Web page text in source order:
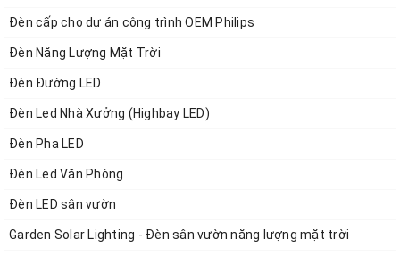
Đèn cấp cho dự án công trình OEM Philips
Đèn Năng Lượng Mặt Trời
Đèn Đường LED
Đèn Led Nhà Xưởng (Highbay LED)
Đèn Pha LED
Đèn Led Văn Phòng
Đèn LED sân vườn
Garden Solar Lighting - Đèn sân vườn năng lượng mặt trời